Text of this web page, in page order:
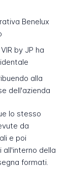
Benelux
by JP ha
alla
dell'azienda
lo stesso
da
e poi
della
formati.